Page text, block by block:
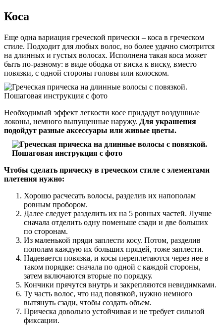
Коса
Еще одна вариация греческой прически – коса в греческом
стиле. Подходит для любых волос, но более удачно смотрится
на длинных и густых волосах. Исполнена такая коса может
быть по-разному: в виде ободка от виска к виску, вместо
повязки, с одной стороны головы или колоском.
Необходимый эффект легкости косе придадут воздушные
локоны, немного выпущенные наружу. Для украшения
подойдут разные аксессуары или живые цветы.
Чтобы сделать прическу в греческом стиле с элементами
плетения нужно:
Хорошо расчесать волосы, разделив их напополам
ровным пробором.
Далее следует разделить их на 5 ровных частей. Лучше
сначала отделить одну поменьше сзади и две больших
по сторонам.
Из маленькой пряди заплести косу. Потом, разделив
пополам каждую их больших прядей, тоже заплести.
Надевается повязка, и косы переплетаются через нее в
таком порядке: сначала по одной с каждой стороны,
затем включаются вторые по порядку.
Кончики прячутся внутрь и закрепляются невидимками.
Ту часть волос, что над повязкой, нужно немного
вытянуть сзади, чтобы создать объем.
Прическа довольно устойчивая и не требует сильной
фиксации.